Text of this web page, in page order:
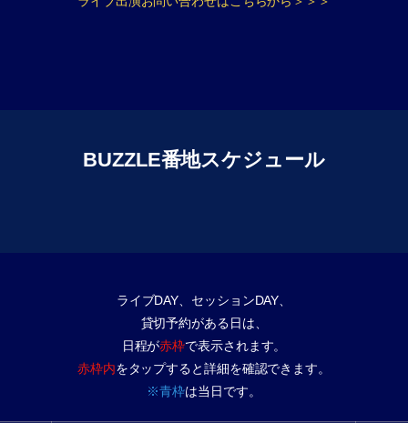
BUZZLE番地スケジュール
ライブDAY、セッションDAY、
貸切予約がある日は、
日程が赤枠で表示されます。
赤枠内をタップすると詳細を確認できます。
※青枠は当日です。